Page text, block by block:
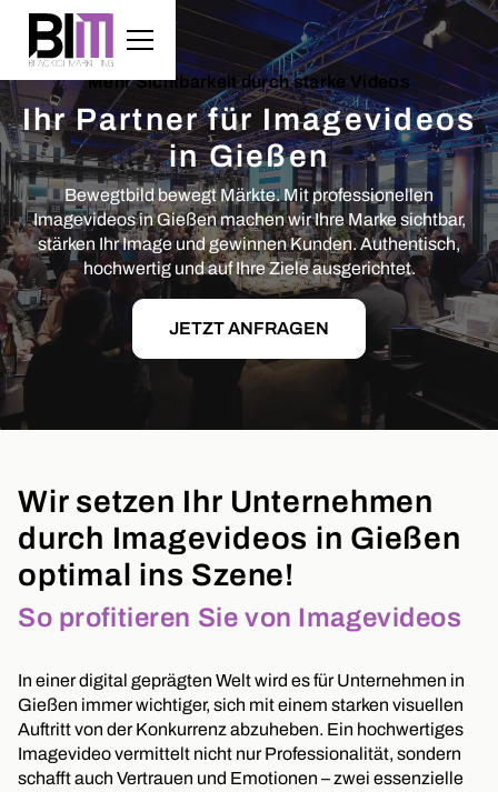
Mehr Sichtbarkeit durch starke Videos
Ihr Partner für Imagevideos
in Gießen
Bewegtbild bewegt Märkte. Mit professionellen
Imagevideos in Gießen machen wir Ihre Marke sichtbar,
stärken Ihr Image und gewinnen Kunden. Authentisch,
hochwertig und auf Ihre Ziele ausgerichtet.
JETZT ANFRAGEN
Wir setzen Ihr Unternehmen
durch Imagevideos in Gießen
optimal ins Szene!
So profitieren Sie von Imagevideos
In einer digital geprägten Welt wird es für Unternehmen in
Gießen immer wichtiger, sich mit einem starken visuellen
Auftritt von der Konkurrenz abzuheben. Ein hochwertiges
Imagevideo vermittelt nicht nur Professionalität, sondern
schafft auch Vertrauen und Emotionen – zwei essenzielle